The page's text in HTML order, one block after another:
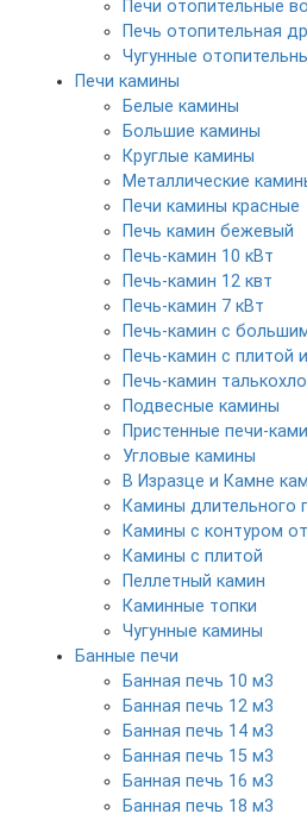
Печи отопительные
Печь отопительная
Чугунные
Печи камины
Белые камины
Большие камины
Круглые камины
Металлические
Печи камины красные
Печь камин бежевый
Печь-камин 10 кВт
Печь-камин 12 квт
Печь-камин 7 кВт
Печь-камин с
Печь-камин с плитой
Печь-камин
Подвесные камины
Пристенные печи-
Угловые камины
В Изразце и Камне
Камины длительного
Камины с контуром
Камины с плитой
Пеллетный камин
Каминные топки
Чугунные камины
Банные печи
Банная печь 10 м3
Банная печь 12 м3
Банная печь 14 м3
Банная печь 15 м3
Банная печь 16 м3
Банная печь 18 м3